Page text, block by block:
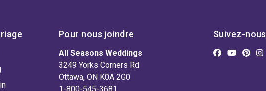
Pour nous joindre
All Seasons Weddings
3249 Yorks Corners Rd
Ottawa, ON K0A 2G0
1-800-545-3681
Suivez-nous